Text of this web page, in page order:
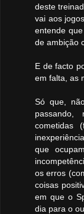
deste
vai aos
entende
de ambição
E de facto
em falta, as
Só que,
cometidas
que
os erros
coisas
em que o
dia para o